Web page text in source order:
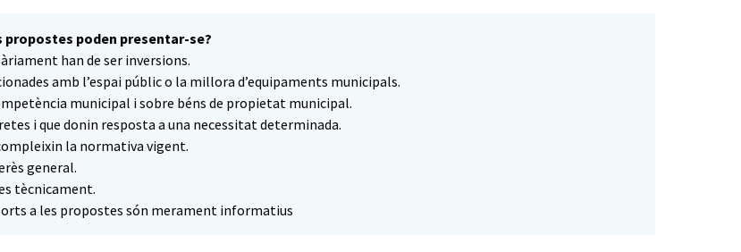
propostes poden presentar-se?
han de ser inversions.
amb l’espai públic o la millora d’equipaments municipals.
municipal i sobre béns de propietat municipal.
i que donin resposta a una necessitat determinada.
la normativa vigent.
general.
tècnicament.
a les propostes són merament informatius